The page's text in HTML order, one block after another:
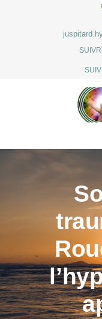
ACCUEIL
LE
HYPNOSE
CONTACT